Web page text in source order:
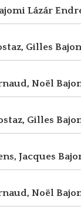
Lázár
Gilles
Noël
Gilles
Jacques
Noël